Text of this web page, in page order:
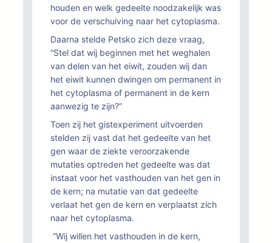
houden en welk gedeelte noodzakelijk was
voor de verschuiving naar het cytoplasma.
Daarna stelde Petsko zich deze vraag,
“Stel dat wij beginnen met het weghalen
van delen van het eiwit, zouden wij dan
het eiwit kunnen dwingen om permanent in
het cytoplasma of permanent in de kern
aanwezig te zijn?”
Toen zij het gistexperiment uitvoerden
stelden zij vast dat het gedeelte van het
gen waar de ziekte veroorzakende
mutaties optreden het gedeelte was dat
instaat voor het vasthouden van het gen in
de kern; na mutatie van dat gedeelte
verlaat het gen de kern en verplaatst zich
naar het cytoplasma.
“Wij willen het vasthouden in de kern,